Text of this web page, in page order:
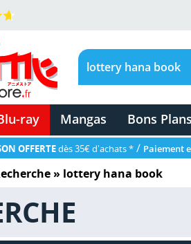
ray Mangas Bons Plans
OFFERTEdès 35€ d'achats * / Paiement
» lottery hana book